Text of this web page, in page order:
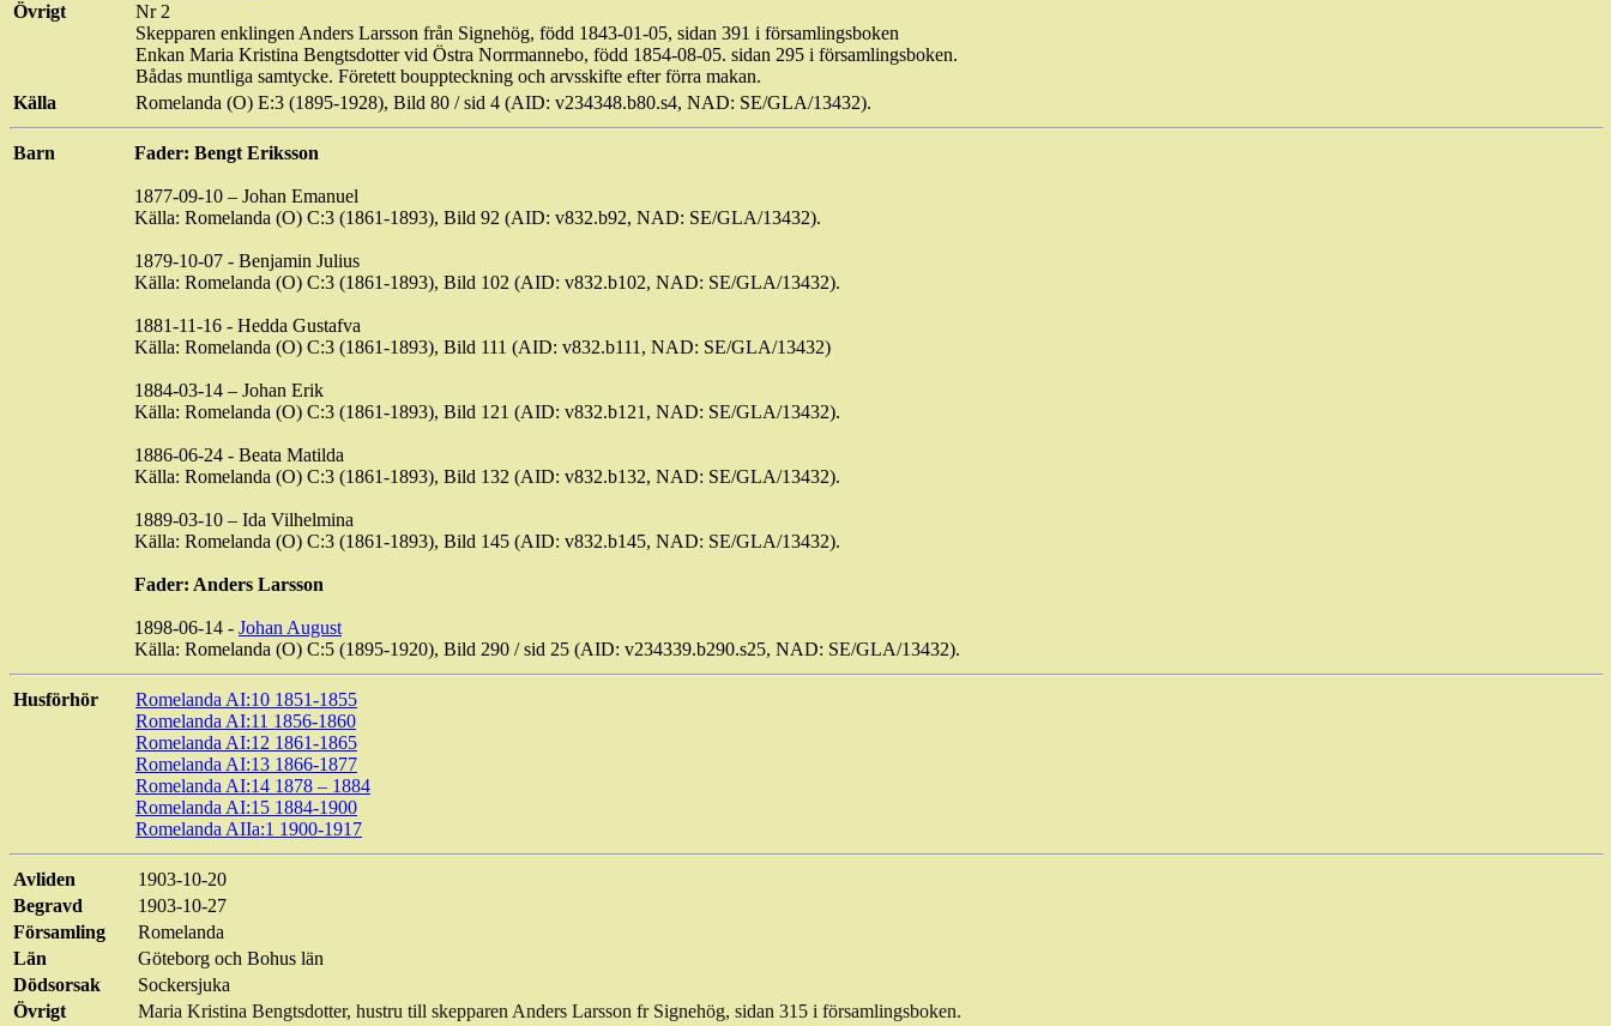
Övrigt
Nr 2
Skepparen enklingen Anders Larsson från Signehög, född 1843-01-05, sidan 391 i församlingsboken
Enkan Maria Kristina Bengtsdotter vid Östra Norrmannebo, född 1854-08-05. sidan 295 i församlingsboken.
Bådas muntliga samtycke. Företett bouppteckning och arvsskifte efter förra makan.
Källa
Romelanda (O) E:3 (1895-1928), Bild 80 / sid 4 (AID: v234348.b80.s4, NAD: SE/GLA/13432).
Barn Fader: Bengt Eriksson
1877-09-10 – Johan Emanuel
Källa: Romelanda (O) C:3 (1861-1893), Bild 92 (AID: v832.b92, NAD: SE/GLA/13432).
1879-10-07 - Benjamin Julius
Källa: Romelanda (O) C:3 (1861-1893), Bild 102 (AID: v832.b102, NAD: SE/GLA/13432).
1881-11-16 - Hedda Gustafva
Källa: Romelanda (O) C:3 (1861-1893), Bild 111 (AID: v832.b111, NAD: SE/GLA/13432)
1884-03-14 – Johan Erik
Källa: Romelanda (O) C:3 (1861-1893), Bild 121 (AID: v832.b121, NAD: SE/GLA/13432).
1886-06-24 - Beata Matilda
Källa: Romelanda (O) C:3 (1861-1893), Bild 132 (AID: v832.b132, NAD: SE/GLA/13432).
1889-03-10 – Ida Vilhelmina
Källa: Romelanda (O) C:3 (1861-1893), Bild 145 (AID: v832.b145, NAD: SE/GLA/13432).
Fader: Anders Larsson
1898-06-14 - Johan August
Källa: Romelanda (O) C:5 (1895-1920), Bild 290 / sid 25 (AID: v234339.b290.s25, NAD: SE/GLA/13432).
Husförhör
Romelanda AI:10 1851-1855
Romelanda AI:11 1856-1860
Romelanda AI:12 1861-1865
Romelanda AI:13 1866-1877
Romelanda AI:14 1878 – 1884
Romelanda AI:15 1884-1900
Romelanda AIIa:1 1900-1917
Avliden
1903-10-20
Begravd
1903-10-27
Församling
Romelanda
Län
Göteborg och Bohus län
Dödsorsak
Sockersjuka
Övrigt
Maria Kristina Bengtsdotter, hustru till skepparen Anders Larsson fr Signehög, sidan 315 i församlingsboken.